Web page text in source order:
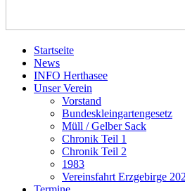
Startseite
News
INFO Herthasee
Unser Verein
Vorstand
Bundeskleingartengesetz
Müll / Gelber Sack
Chronik Teil 1
Chronik Teil 2
1983
Vereinsfahrt Erzgebirge